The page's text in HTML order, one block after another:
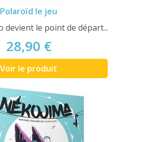
Polaroïd le jeu
devient le point de départ...
28,90 €
Voir le produit